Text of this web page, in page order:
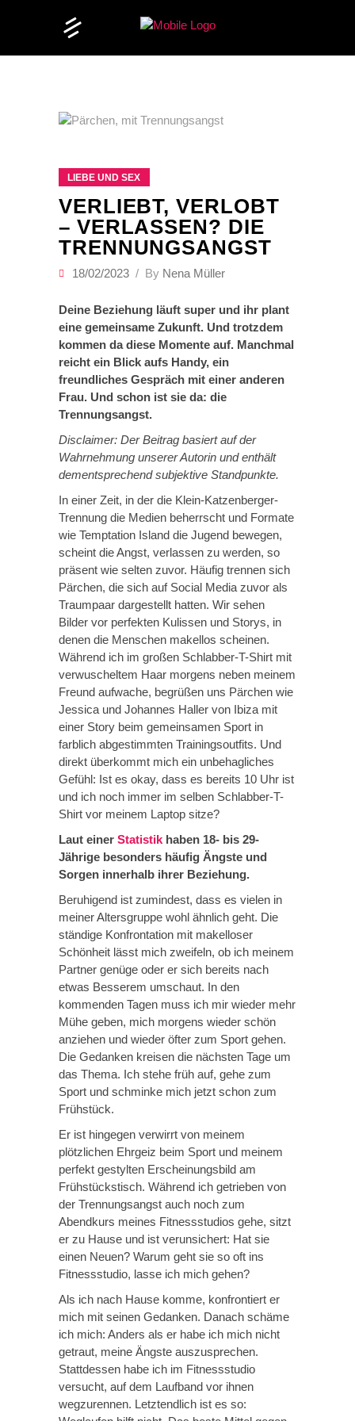
LIEBE UND SEX
VERLIEBT, VERLOBT
– VERLASSEN? DIE
TRENNUNGSANGST
18/02/2023 By Nena Müller
Deine Beziehung läuft super und ihr plant
eine gemeinsame Zukunft. Und trotzdem
kommen da diese Momente auf. Manchmal
reicht ein Blick aufs Handy, ein
freundliches Gespräch mit einer anderen
Frau. Und schon ist sie da: die
Trennungsangst.
Disclaimer: Der Beitrag basiert auf der
Wahrnehmung unserer Autorin und enthält
dementsprechend subjektive Standpunkte.
In einer Zeit, in der die Klein-Katzenberger-
Trennung die Medien beherrscht und Formate
wie Temptation Island die Jugend bewegen,
scheint die Angst, verlassen zu werden, so
präsent wie selten zuvor. Häufig trennen sich
Pärchen, die sich auf Social Media zuvor als
Traumpaar dargestellt hatten. Wir sehen
Bilder vor perfekten Kulissen und Storys, in
denen die Menschen makellos scheinen.
Während ich im großen Schlabber-T-Shirt mit
verwuscheltem Haar morgens neben meinem
Freund aufwache, begrüßen uns Pärchen wie
Jessica und Johannes Haller von Ibiza mit
einer Story beim gemeinsamen Sport in
farblich abgestimmten Trainingsoutfits. Und
direkt überkommt mich ein unbehagliches
Gefühl: Ist es okay, dass es bereits 10 Uhr ist
und ich noch immer im selben Schlabber-T-
Shirt vor meinem Laptop sitze?
Laut einer Statistik haben 18- bis 29-
Jährige besonders häufig Ängste und
Sorgen innerhalb ihrer Beziehung.
Beruhigend ist zumindest, dass es vielen in
meiner Altersgruppe wohl ähnlich geht. Die
ständige Konfrontation mit makelloser
Schönheit lässt mich zweifeln, ob ich meinem
Partner genüge oder er sich bereits nach
etwas Besserem umschaut. In den
kommenden Tagen muss ich mir wieder mehr
Mühe geben, mich morgens wieder schön
anziehen und wieder öfter zum Sport gehen.
Die Gedanken kreisen die nächsten Tage um
das Thema. Ich stehe früh auf, gehe zum
Sport und schminke mich jetzt schon zum
Frühstück.
Er ist hingegen verwirrt von meinem
plötzlichen Ehrgeiz beim Sport und meinem
perfekt gestylten Erscheinungsbild am
Frühstückstisch. Während ich getrieben von
der Trennungsangst auch noch zum
Abendkurs meines Fitnessstudios gehe, sitzt
er zu Hause und ist verunsichert: Hat sie
einen Neuen? Warum geht sie so oft ins
Fitnessstudio, lasse ich mich gehen?
Als ich nach Hause komme, konfrontiert er
mich mit seinen Gedanken. Danach schäme
ich mich: Anders als er habe ich mich nicht
getraut, meine Ängste auszusprechen.
Stattdessen habe ich im Fitnessstudio
versucht, auf dem Laufband vor ihnen
wegzurennen. Letztendlich ist es so: